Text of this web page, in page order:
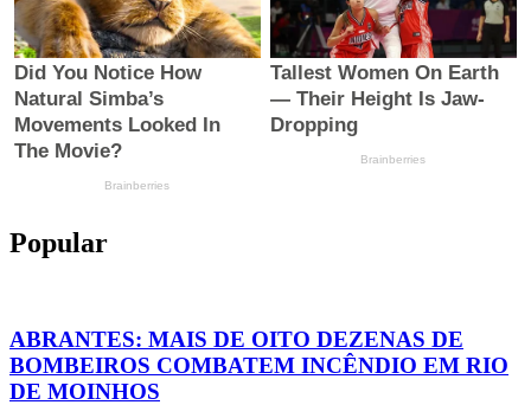
Popular
ABRANTES: MAIS DE OITO DEZENAS DE
BOMBEIROS COMBATEM INCÊNDIO EM RIO
DE MOINHOS